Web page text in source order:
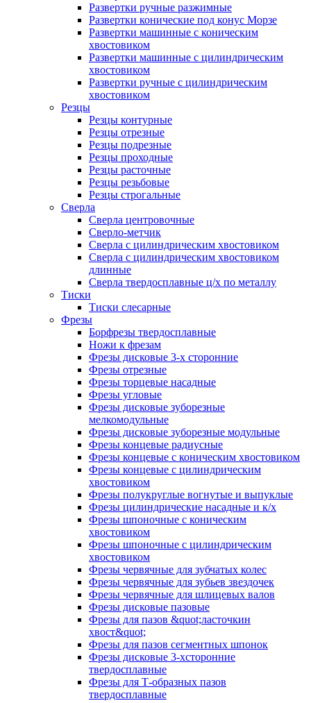
Развертки ручные разжимные
Развертки конические под конус Морзе
Развертки машинные с коническим
хвостовиком
Развертки машинные с цилиндрическим
хвостовиком
Развертки ручные с цилиндрическим
хвостовиком
Резцы
Резцы контурные
Резцы отрезные
Резцы подрезные
Резцы проходные
Резцы расточные
Резцы резьбовые
Резцы строгальные
Сверла
Сверла центровочные
Сверло-метчик
Сверла с цилиндрическим хвостовиком
Сверла с цилиндрическим хвостовиком
длинные
Сверла твердосплавные ц/х по металлу
Тиски
Тиски слесарные
Фрезы
Борфрезы твердосплавные
Ножи к фрезам
Фрезы дисковые 3-х сторонние
Фрезы отрезные
Фрезы торцевые насадные
Фрезы угловые
Фрезы дисковые зуборезные
мелкомодульные
Фрезы дисковые зуборезные модульные
Фрезы концевые радиусные
Фрезы концевые с коническим хвостовиком
Фрезы концевые с цилиндрическим
хвостовиком
Фрезы полукруглые вогнутые и выпуклые
Фрезы цилиндрические насадные и к/х
Фрезы шпоночные с коническим
хвостовиком
Фрезы шпоночные с цилиндрическим
хвостовиком
Фрезы червячные для зубчатых колес
Фрезы червячные для зубьев звездочек
Фрезы червячные для шлицевых валов
Фрезы дисковые пазовые
Фрезы для пазов &quot;ласточкин
хвост&quot;
Фрезы для пазов сегментных шпонок
Фрезы дисковые 3-хсторонние
твердосплавные
Фрезы для Т-образных пазов
твердосплавные